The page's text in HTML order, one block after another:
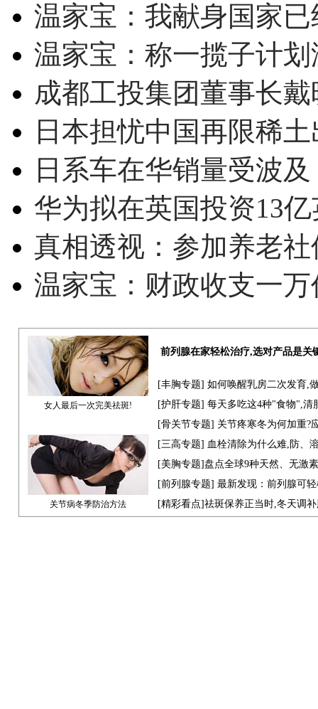
温家宝：我献身国家
温家宝：称一揽子计
成都工投集团董事长
日本担忧中国再限稀
日系车在华销量受波
华为拟在英国投资13
真相透视：参加养老
温家宝：财政收支一
女人最后一次完美祛斑!
前列腺在家轻松治疗,选对产品是关
[丰胸专题] 如何唤醒乳房二次发育,
[护肝专题] 每天多吃这4种"食物",清
[骨关节专题] 关节疼寒冬为何加重?
关节病冬季防治方法
[三高专题] 血栓清除为什么难,防、
[美胸专题]盘点全球9种天然、无激
[前列腺专题] 最新发现：前列腺可
[精彩看点]祛斑保养正当时,冬天调